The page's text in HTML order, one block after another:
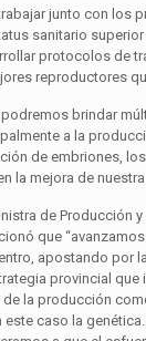
junto con los
sanitario
protocolos de
reproductores
brindar
a la
de embriones,
la mejora de
de Producción
que
apostando por
provincial que
la producción
este caso la